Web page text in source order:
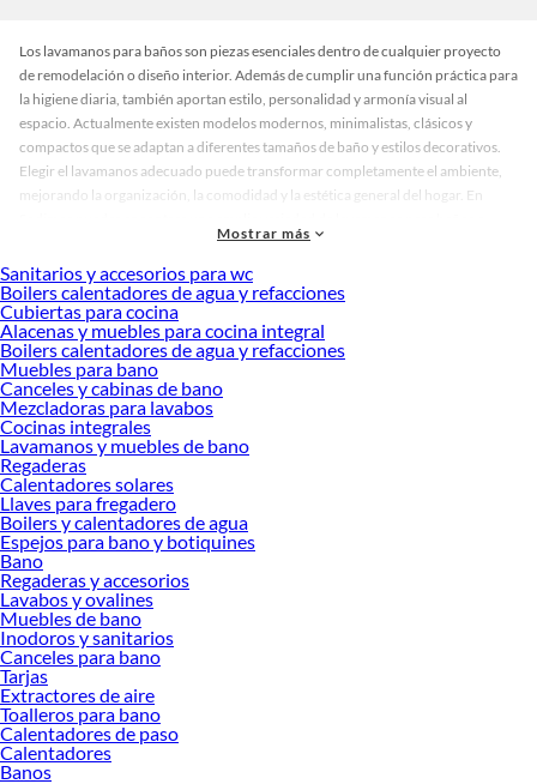
Los lavamanos para baños son piezas esenciales dentro de cualquier proyecto
de remodelación o diseño interior. Además de cumplir una función práctica para
la higiene diaria, también aportan estilo, personalidad y armonía visual al
espacio. Actualmente existen modelos modernos, minimalistas, clásicos y
compactos que se adaptan a diferentes tamaños de baño y estilos decorativos.
Elegir el lavamanos adecuado puede transformar completamente el ambiente,
mejorando la organización, la comodidad y la estética general del hogar. En
buen precio, ideales para proyectos residenciales, remodelaciones completas o
actualizaciones funcionales de espacios pequeños y grandes.
¿Qué son los lavamanos para baños y para qué sirven?
Los lavamanos para baños son elementos sanitarios diseñados para facilitar
actividades de higiene personal como lavarse las manos, cepillarse los dientes o
realizar rutinas de cuidado diario. Forman parte fundamental del diseño
funcional de cualquier baño.
Existen diferentes estilos y configuraciones que permiten adaptarse a:
Baños principales
Medios baños
Espacios reducidos
Baños modernos o clásicos
Generalmente se complementan con productos como
lavabos,muebles para baño
funcionales y organizados.
Ventajas de elegir lavamanos para baños adecuados
Seleccionar el lavamanos correcto ofrece beneficios funcionales y estéticos para
cualquier hogar.
Beneficios principales
Mostrar más
Sanitarios y accesorios para wc
Boilers calentadores de agua y refacciones
Cubiertas para cocina
Alacenas y muebles para cocina integral
Boilers calentadores de agua y refacciones
Muebles para bano
Canceles y cabinas de bano
Mezcladoras para lavabos
Cocinas integrales
Lavamanos y muebles de bano
Regaderas
Calentadores solares
Llaves para fregadero
Boilers y calentadores de agua
Espejos para bano y botiquines
Bano
Regaderas y accesorios
Lavabos y ovalines
Muebles de bano
Inodoros y sanitarios
Canceles para bano
Tarjas
Extractores de aire
Toalleros para bano
Calentadores de paso
Calentadores
Banos